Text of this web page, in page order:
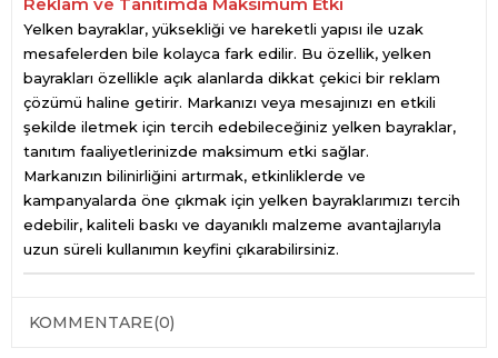
Yelken bayraklar, yüksekliği ve hareketli yapısı ile uzak
mesafelerden bile kolayca fark edilir. Bu özellik, yelken
bayrakları özellikle açık alanlarda dikkat çekici bir reklam
çözümü haline getirir. Markanızı veya mesajınızı en etkili
şekilde iletmek için tercih edebileceğiniz yelken bayraklar,
tanıtım faaliyetlerinizde maksimum etki sağlar.
Markanızın bilinirliğini artırmak, etkinliklerde ve
kampanyalarda öne çıkmak için yelken bayraklarımızı tercih
edebilir, kaliteli baskı ve dayanıklı malzeme avantajlarıyla
uzun süreli kullanımın keyfini çıkarabilirsiniz.
KOMMENTARE(0)